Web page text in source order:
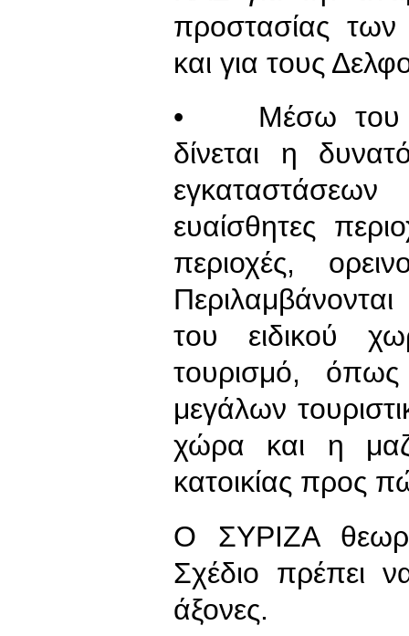
προστασίας
και για τους
• Μέσω του
δίνεται η
ευαίσθητες
περιοχές,
του ειδικού
τουρισμό,
μεγάλων
χώρα και η
κατοικίας προς
Ο ΣΥΡΙΖΑ
Σχέδιο πρέπει
άξονες.